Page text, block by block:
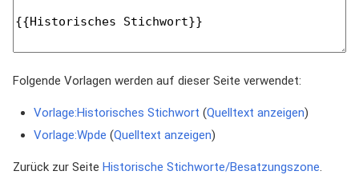
Folgende Vorlagen werden auf dieser Seite verwendet:
Vorlage:Historisches Stichwort (Quelltext anzeigen)
Vorlage:Wpde (Quelltext anzeigen)
Zurück zur Seite Historische Stichworte/Besatzungszone.